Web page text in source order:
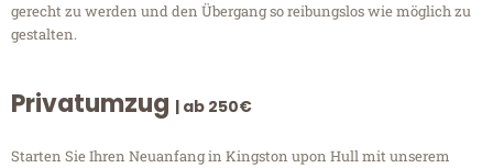
gerecht zu werden und den Übergang so reibungslos wie möglich zu
gestalten.
Privatumzug | ab 250€
Starten Sie Ihren Neuanfang in Kingston upon Hull mit unserem